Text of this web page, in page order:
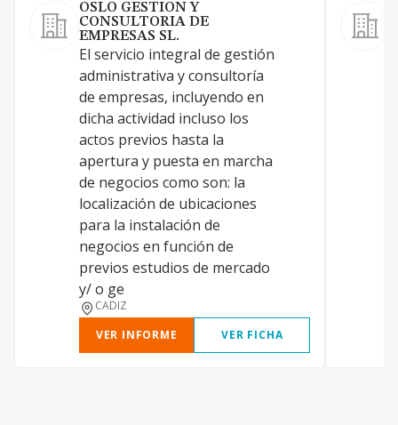
OSLO GESTION Y
CONSULTORIA DE
EMPRESAS SL.
El servicio integral de gestión
administrativa y consultoría
de empresas, incluyendo en
dicha actividad incluso los
actos previos hasta la
apertura y puesta en marcha
de negocios como son: la
localización de ubicaciones
para la instalación de
negocios en función de
previos estudios de mercado
y/ o ge
CADIZ
VER INFORME
VER FICHA